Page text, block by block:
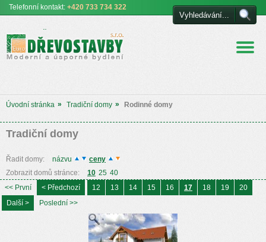
Euro DŘEVOSTAVBY
s.r.o. úsporné a moderní
bydlení
Telefonní kontakt: +420 733 734 322
Úvodní stránka » Tradiční domy » Rodinné domy
Tradiční domy
Řadit domy: názvu
ceny
Zobrazit domů stránce:
10 25 40
<< První
< Předchozí 12 13 14 15 16 17 18 19
20
Další >
Poslední >>